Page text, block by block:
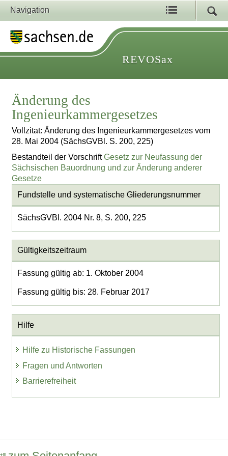
Navigation
REVOSax
Änderung des
Ingenieurkammergesetzes
Vollzitat: Änderung des Ingenieurkammergesetzes vom
28. Mai 2004 (SächsGVBl. S. 200, 225)
Bestandteil der VorschriftGesetz zur Neufassung der
Sächsischen Bauordnung und zur Änderung anderer
Gesetze
Fundstelle und systematische Gliederungsnummer
SächsGVBl. 2004 Nr. 8, S. 200, 225
Gültigkeitszeitraum
Fassung gültig ab: 1. Oktober 2004
Fassung gültig bis: 28. Februar 2017
Hilfe
Hilfe zu Historische Fassungen
Fragen und Antworten
Barrierefreiheit